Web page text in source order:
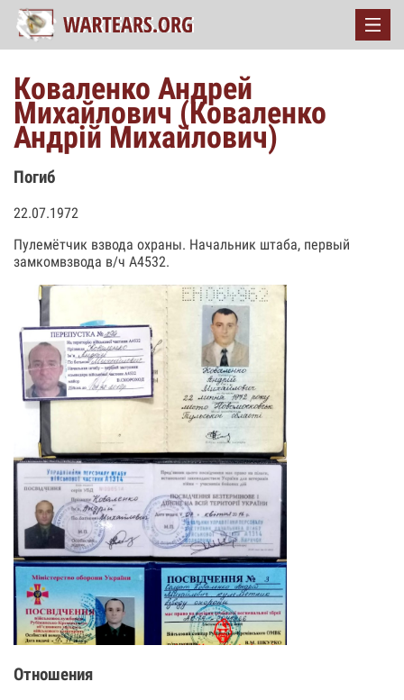
Коваленко Андрей
Михайлович (Коваленко
Андрiй Михайлович)
Погиб
22.07.1972
Пулемётчик взвода охраны. Начальник штаба, первый
замкомвзвода в/ч А4532.
Отношения